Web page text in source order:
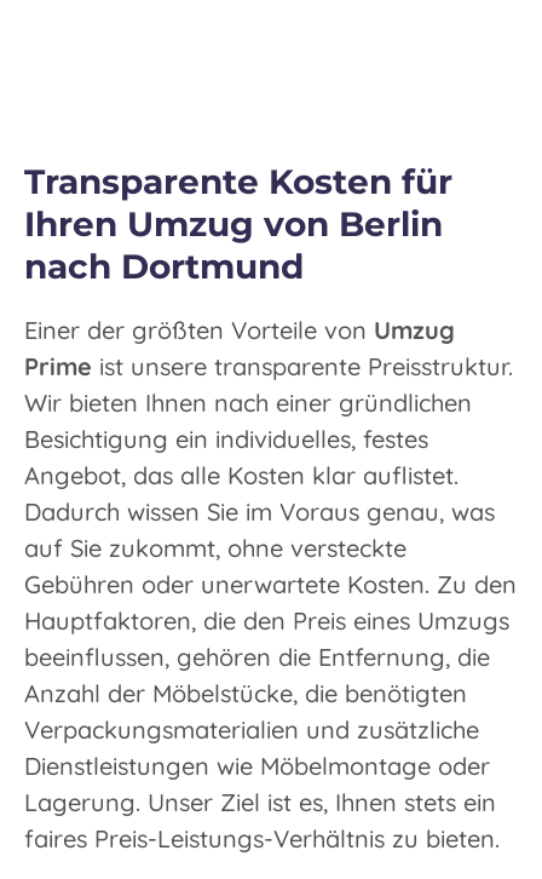
Transparente Kosten für
Ihren Umzug von Berlin
nach Dortmund
Einer der größten Vorteile von Umzug
Prime ist unsere transparente Preisstruktur.
Wir bieten Ihnen nach einer gründlichen
Besichtigung ein individuelles, festes
Angebot, das alle Kosten klar auflistet.
Dadurch wissen Sie im Voraus genau, was
auf Sie zukommt, ohne versteckte
Gebühren oder unerwartete Kosten. Zu den
Hauptfaktoren, die den Preis eines Umzugs
beeinflussen, gehören die Entfernung, die
Anzahl der Möbelstücke, die benötigten
Verpackungsmaterialien und zusätzliche
Dienstleistungen wie Möbelmontage oder
Lagerung. Unser Ziel ist es, Ihnen stets ein
faires Preis-Leistungs-Verhältnis zu bieten.